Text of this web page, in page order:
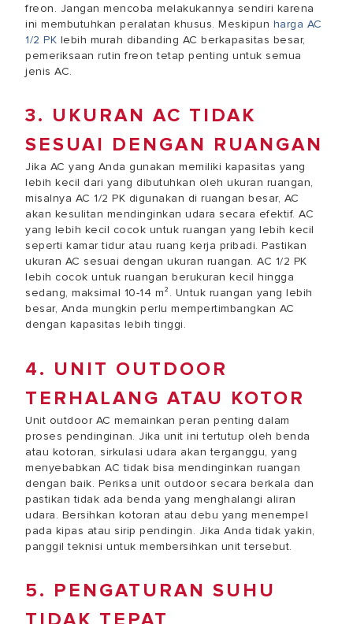
freon. Jangan mencoba melakukannya sendiri karena
ini membutuhkan peralatan khusus. Meskipun harga AC
1/2 PK lebih murah dibanding AC berkapasitas besar,
pemeriksaan rutin freon tetap penting untuk semua
jenis AC.
3. UKURAN AC TIDAK
SESUAI DENGAN RUANGAN
Jika AC yang Anda gunakan memiliki kapasitas yang
lebih kecil dari yang dibutuhkan oleh ukuran ruangan,
misalnya AC 1/2 PK digunakan di ruangan besar, AC
akan kesulitan mendinginkan udara secara efektif. AC
yang lebih kecil cocok untuk ruangan yang lebih kecil
seperti kamar tidur atau ruang kerja pribadi. Pastikan
ukuran AC sesuai dengan ukuran ruangan. AC 1/2 PK
lebih cocok untuk ruangan berukuran kecil hingga
sedang, maksimal 10-14 m². Untuk ruangan yang lebih
besar, Anda mungkin perlu mempertimbangkan AC
dengan kapasitas lebih tinggi.
4. UNIT OUTDOOR
TERHALANG ATAU KOTOR
Unit outdoor AC memainkan peran penting dalam
proses pendinginan. Jika unit ini tertutup oleh benda
atau kotoran, sirkulasi udara akan terganggu, yang
menyebabkan AC tidak bisa mendinginkan ruangan
dengan baik. Periksa unit outdoor secara berkala dan
pastikan tidak ada benda yang menghalangi aliran
udara. Bersihkan kotoran atau debu yang menempel
pada kipas atau sirip pendingin. Jika Anda tidak yakin,
panggil teknisi untuk membersihkan unit tersebut.
5. PENGATURAN SUHU